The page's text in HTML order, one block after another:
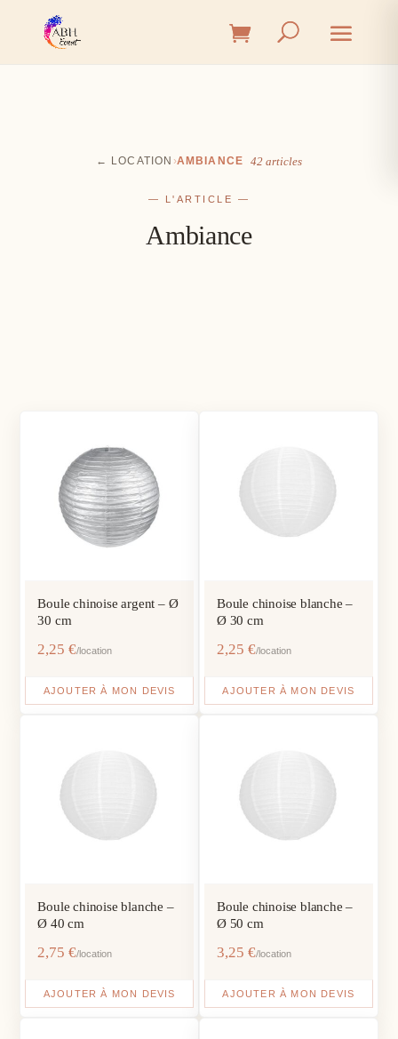
← LOCATION ›AMBIANCE 42 articles
— L'ARTICLE —
Ambiance
Boule chinoise argent – Ø
30 cm
2,25€/location
AJOUTER À MON DEVIS
Boule chinoise blanche –
Ø 30 cm
2,25 €/location
AJOUTER À MON DEVIS
Boule chinoise blanche –
Ø 40 cm
2,75€/location
AJOUTER À MON DEVIS
Boule chinoise blanche –
Ø 50 cm
3,25 €/location
AJOUTER À MON DEVIS